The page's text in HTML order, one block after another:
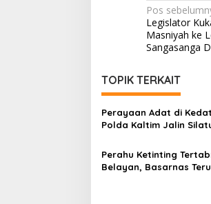
pos
Pos
Legislator
Masniyah ke
Sangasanga
TOPIK TERKAIT
Perayaan Adat di
Polda Kaltim Jalin
Perahu Ketinting
Belayan, Basarnas